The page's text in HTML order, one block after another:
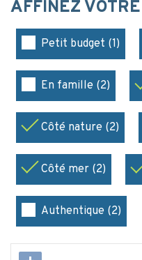
AFFINEZ
Petit budget (1)
En famille (2)
Côté nature (2)
Côté mer (2)
Authentique (2)